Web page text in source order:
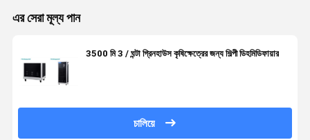
এর সেরা মূল্য পান
3500 মি 3 / ঘন্টা গ্রিনহাউস কৃষিক্ষেত্রের জন্য শিল্পী ডিহমিডিফায়ার
চালিয়ে